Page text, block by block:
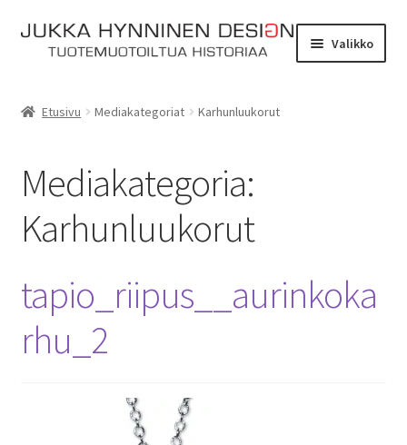
Siirry
navigointiin
Siirry
sisältöön
Valikko
Yhteydenotto
Myymälä
Verkkokauppa
Kassa
Etusivu Mediakategoriat Karhunluukorut
Mediakategoria:
Karhunluukorut
tapio_riipus__aurinkoka
rhu_2